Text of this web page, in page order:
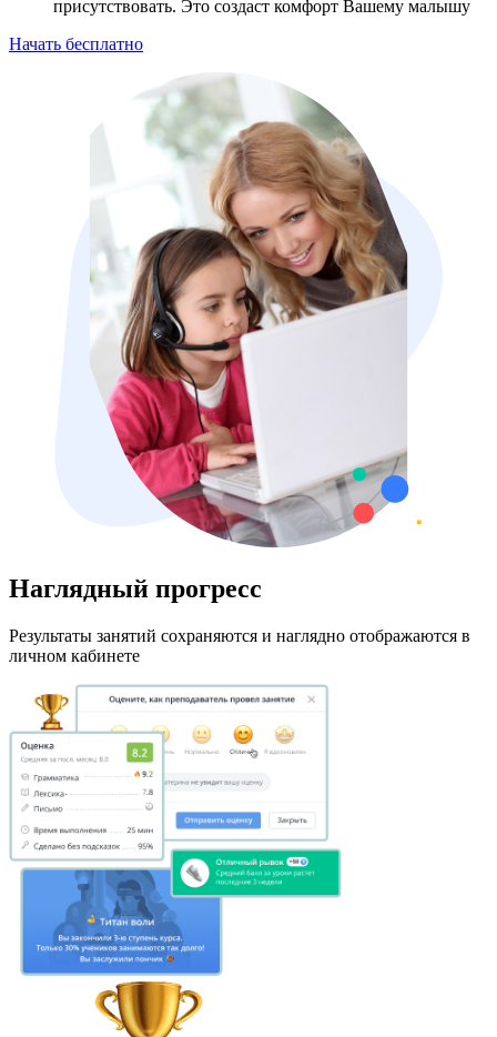
присутствовать. Это создаст комфорт Вашему малышу
Начать бесплатно
Наглядный прогресс
Результаты занятий сохраняются и наглядно отображаются в
личном кабинете